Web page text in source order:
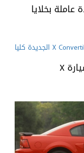
عاملة بخلايا
جينيسيس تكشف النقاب عن سيارة X